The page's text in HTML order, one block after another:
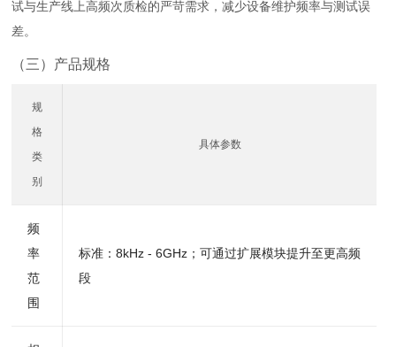
试与生产线上高频次质检的严苛需求，减少设备维护频率与测试误
差。
（三）产品规格
规
格
类
别
具体参数
频
率
范
围
标准：8kHz - 6GHz；可通过扩展模块提升至更高频
段